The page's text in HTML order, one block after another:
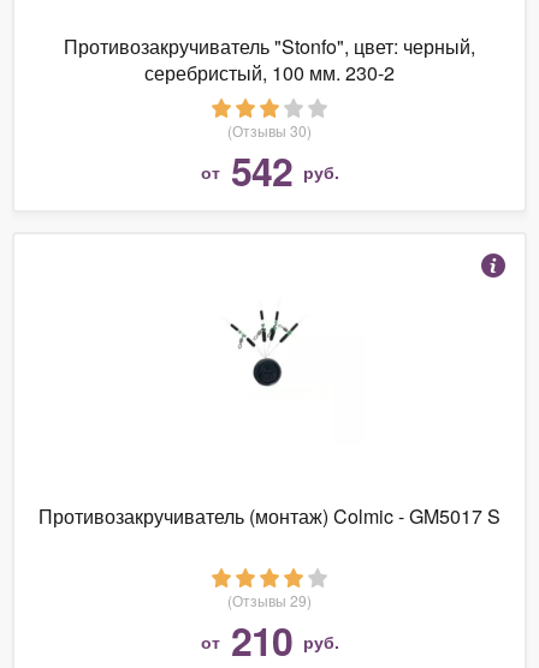
Противозакручиватель "Stonfo", цвет: черный,
серебристый, 100 мм. 230-2
(Отзывы 30)
от 542 руб.
Противозакручиватель (монтаж) Colmic - GM5017 S
(Отзывы 29)
от 210 руб.